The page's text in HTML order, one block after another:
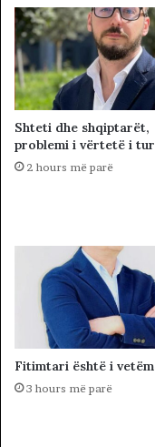
Shteti dhe shqiptarët,
problemi i vërtetë i
2 hours më parë
Fitimtari është i vetëm
3 hours më parë